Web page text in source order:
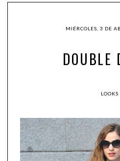
MIÉRCOLES, 3 DE
DOUBLE
LOOKS